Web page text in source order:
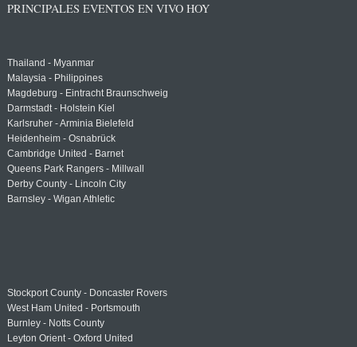
PRINCIPALES EVENTOS EN VIVO HOY
Thailand - Myanmar
Malaysia - Philippines
Magdeburg - Eintracht Braunschweig
Darmstadt - Holstein Kiel
Karlsruher - Arminia Bielefeld
Heidenheim - Osnabrück
Cambridge United - Barnet
Queens Park Rangers - Millwall
Derby County - Lincoln City
Barnsley - Wigan Athletic
Stockport County - Doncaster Rovers
West Ham United - Portsmouth
Burnley - Notts County
Leyton Orient - Oxford United